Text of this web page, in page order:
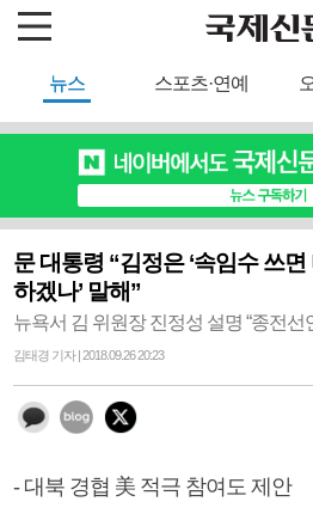
뉴스 스포츠·연예
문 대통령 “김정은 ‘속임수 쓰
하겠나’ 말해”
뉴욕서 김 위원장 진정성 설명 “종전선
김태경 기자 | 2018.09.26 20:23
- 대북 경협 美 적극 참여도 제안